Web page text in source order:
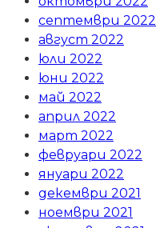
септември 2022
август 2022
юли 2022
юни 2022
май 2022
април 2022
март 2022
февруари 2022
януари 2022
декември 2021
ноември 2021